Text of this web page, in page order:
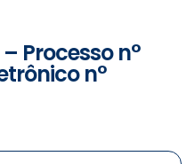
Processo n°
n°